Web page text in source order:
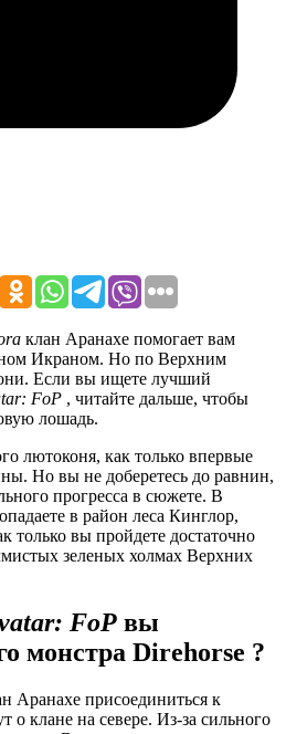
клан Аранахе помогает вам
Икраном. Но по Верхним
Если вы ищете лучший
FoP , читайте дальше, чтобы
лошадь.
лютоконя, как только впервые
Но вы не доберетесь до равнин,
прогресса в сюжете. В
в район леса Кинглор,
вы пройдете достаточно
зеленых холмах Верхних
FoP вы
монстра Direhorse ?
Аранахе присоединиться к
о клане на севере. Из-за сильного